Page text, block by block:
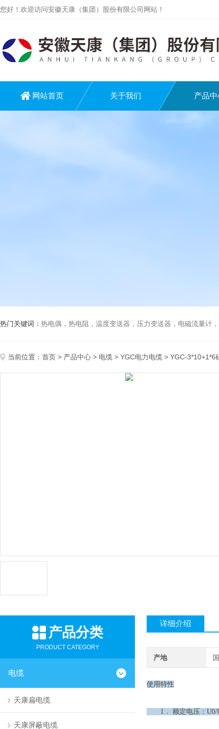
您好！欢迎访问安徽天康（集团）股份有限公司网站！
网站首页 关于我们 产品中
热门关键词： 热电偶，热电阻，温度变送器，压力变送器，电磁流量计，
当前位置： 首页 > 产品中心 > 电缆 > YGC电力电缆 > YGC-3*10+1*6
产品分类
PRODUCT CATEGORY
电缆
天康扁电缆
天康屏蔽电缆
详细介绍
产地
使用特性
1． 额定电压：U0/